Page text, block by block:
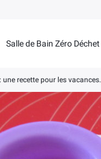
recette pour les vacances.
Salle de Bain Zéro Déchet